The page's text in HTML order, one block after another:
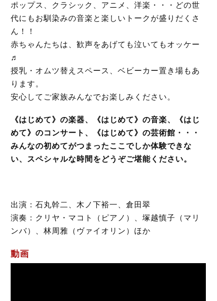
ポップス、クラシック、アニメ、洋楽・・・どの世
代にもお馴染みの音楽と楽しいトークが盛りだくさ
ん！！
赤ちゃんたちは、歓声をあげても泣いてもオッケー
♬
授乳・オムツ替えスペース、ベビーカー置き場もあ
ります。
安心してご家族みんなでお楽しみください。
《はじめて》の楽器、《はじめて》の音楽、《はじ
めて》のコンサート、《はじめて》の芸術館・・・
みんなの初めてがつまったここでしか体験できな
い、スペシャルな時間をどうぞご堪能ください。
出演：石丸幹二、木ノ下裕一、倉田翠
演奏：クリヤ・マコト（ピアノ）、塚越慎子（マリ
ンバ）、林周雅（ヴァイオリン）ほか
動画